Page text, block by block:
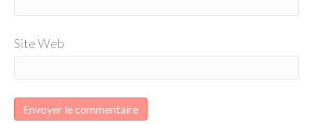
Site Web